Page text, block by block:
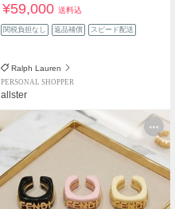
¥59,000送料込
関税負担なし 返品補償 スピード配送
Ralph Lauren
PERSONAL SHOPPER
allster